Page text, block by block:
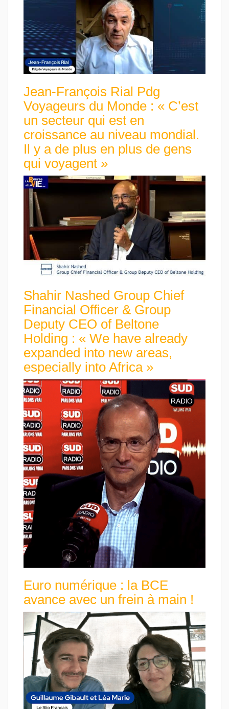
Jean-François Rial Pdg
Voyageurs du Monde : « C’est
un secteur qui est en
croissance au niveau mondial.
Il y a de plus en plus de gens
qui voyagent »
Shahir Nashed Group Chief
Financial Officer & Group
Deputy CEO of Beltone
Holding : « We have already
expanded into new areas,
especially into Africa »
Euro numérique : la BCE
avance avec un frein à main !